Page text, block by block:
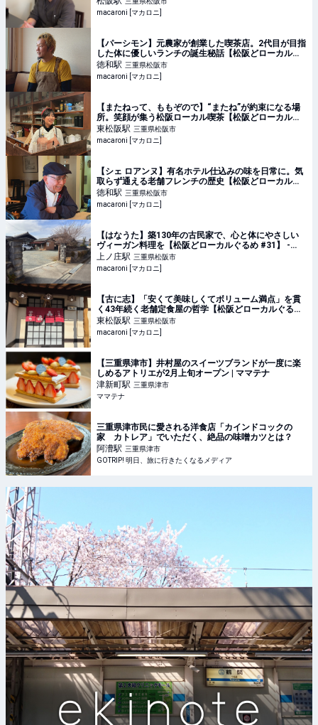
macaroni [マカロニ]
【パーシモン】元農家が創業した喫茶店。2代目が目指
した体に優しいランチの誕生秘話【松阪どローカルぐ
るめ #45】 - macaroni
徳和駅 三重県松阪市
macaroni [マカロニ]
【またねって、ももぞので】“またね”が約束になる場
所。笑顔が集う松阪ローカル喫茶【松阪どローカルぐ
るめ #41】 - macaroni
東松阪駅 三重県松阪市
macaroni [マカロニ]
【シェ ロアンヌ】有名ホテル仕込みの味を日常に。気
取らず通える老舗フレンチの歴史【松阪どローカルグ
ルメ #35】 - macaroni
徳和駅 三重県松阪市
macaroni [マカロニ]
【はなうた】築130年の古民家で、心と体にやさしい
ヴィーガン料理を【松阪どローカルぐるめ #31】 -
macaroni
上ノ庄駅 三重県松阪市
macaroni [マカロニ]
【古に志】「安くて美味しくてボリューム満点」を貫
く43年続く老舗定食屋の哲学【松阪どローカルぐるめ
#26】 - macaroni
東松阪駅 三重県松阪市
macaroni [マカロニ]
【三重県津市】井村屋のスイーツブランドが一度に楽
しめるアトリエが2月上旬オープン | ママテナ
津新町駅 三重県津市
ママテナ
三重県津市民に愛される洋食店「カインドコックの
家 カトレア」でいただく、絶品の味噌カツとは？
阿漕駅 三重県津市
GOTRIP! 明日、旅に行きたくなるメディア